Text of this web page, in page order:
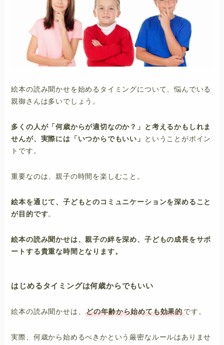
子どもとあそぶ・学ぶ
おもいでを残す
おでかけをする
絵本の読み聞かせを始めるタイミングについて、悩んでいる
親御さんは多いでしょう。
多くの人が「何歳からが適切なのか？」と考えるかもしれま
せんが、実際には「いつからでもいい」
ということがポイン
トです。
重要なのは、親子の時間を楽しむこと。
絵本を通じて、子どもとのコミュニケーションを深めること
が目的です。
絵本の読み聞かせは、親子の絆を深め、子どもの成長をサポ
ートする貴重な時間となります。
はじめるタイミングは何歳からでもいい
絵本の読み聞かせは、どの年齢から始めても効果的です。
実際、何歳から始めるべきかという厳密なルールはありませ